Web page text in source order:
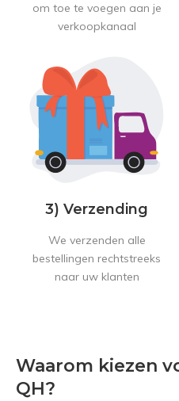
om toe te voegen aan je
verkoopkanaal
3) Verzending
We verzenden alle
bestellingen rechtstreeks
naar uw klanten
Waarom kiezen
QH?